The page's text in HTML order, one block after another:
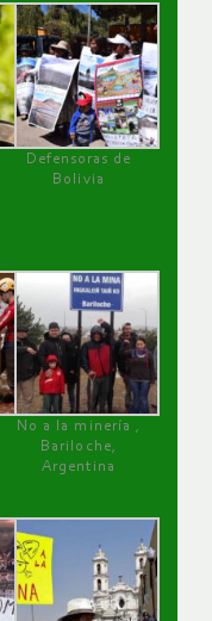
Defensoras de
Bolivia
No a la minería ,
Bariloche,
Argentina